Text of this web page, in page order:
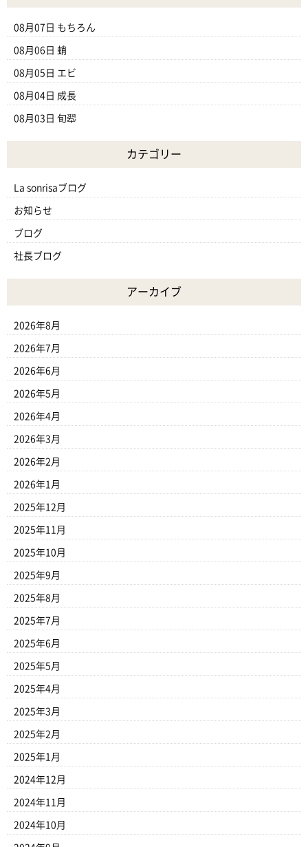
08月07日 もちろん
08月06日 蛸
08月05日 エビ
08月04日 成長
08月03日 旬翆
カテゴリー
La sonrisaブログ
お知らせ
ブログ
社長ブログ
アーカイブ
2026年8月
2026年7月
2026年6月
2026年5月
2026年4月
2026年3月
2026年2月
2026年1月
2025年12月
2025年11月
2025年10月
2025年9月
2025年8月
2025年7月
2025年6月
2025年5月
2025年4月
2025年3月
2025年2月
2025年1月
2024年12月
2024年11月
2024年10月